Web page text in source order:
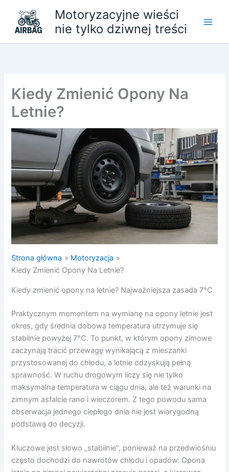
treści
Motoryzacyjne wieści
nie tylko dziwnej treści
Kiedy Zmienić Opony Na
Letnie?
Strona główna
Motoryzacja
Kiedy Zmienić Opony Na Letnie?
Kiedy zmienić opony na letnie? Najważniejsza zasada 7°C
Praktycznym momentem na wymianę na opony letnie jest
okres, gdy średnia dobowa temperatura utrzymuje się
stabilnie powyżej 7°C. To punkt, w którym opony zimowe
zaczynają tracić przewagę wynikającą z mieszanki
przystosowanej do chłodu, a letnie odzyskują pełną
sprawność. W ruchu drogowym liczy się nie tylko
maksymalna temperatura w ciągu dnia, ale też warunki na
zimnym asfalcie rano i wieczorem. Z tego powodu sama
obserwacja jednego ciepłego dnia nie jest wiarygodną
podstawą do decyzji.
Kluczowe jest słowo „stabilnie”, ponieważ na przedwiośniu
często dochodzi do nawrotów chłodu i opadów. Opona